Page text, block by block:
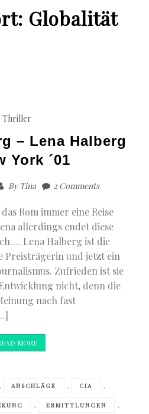
Globalität
Thriller
– Lena Halberg
York ´01
ByTina 2 Comments
Rom immer eine Reise
allerdings endet diese
Lena Halberg ist die
Preisträgerin und jetzt ein
Zufrieden ist sie
nicht, denn die
nach fast
MORE
, ANSCHLÄGE , CIA ,
, ERMITTLUNGEN ,